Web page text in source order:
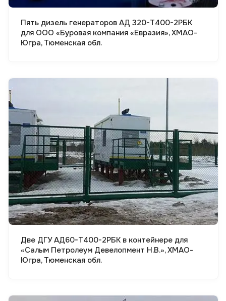
Пять дизель генераторов АД 320-Т400-2РБК
для ООО «Буровая компания «Евразия», ХМАО-
Югра, Тюменская обл.
Смотреть проект
Две ДГУ АД60-Т400-2РБК в контейнере для
«Салым Петролеум Девелопмент Н.В.», ХМАО-
Югра, Тюменская обл.